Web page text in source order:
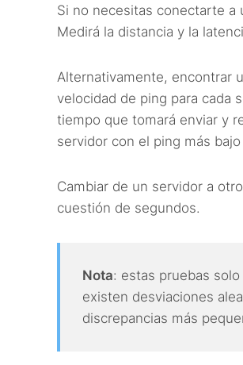
Si no necesitas conectarte a
Medirá la distancia y la
Alternativamente, encontrar
velocidad de ping para cada
tiempo que tomará enviar y
servidor con el ping más
Cambiar de un servidor a
cuestión de segundos.
Nota: estas pruebas
existen desviaciones
discrepancias más